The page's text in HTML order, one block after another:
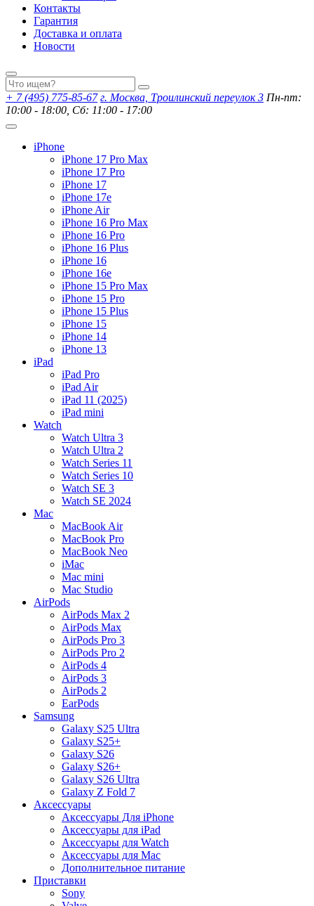
Контакты
Гарантия
Доставка и оплата
Новости
+ 7 (495) 775-85-67 г. Москва, Троилинский переулок 3 Пн-пт:
10:00 - 18:00, Сб: 11:00 - 17:00
iPhone
iPhone 17 Pro Max
iPhone 17 Pro
iPhone 17
iPhone 17e
iPhone Air
iPhone 16 Pro Max
iPhone 16 Pro
iPhone 16 Plus
iPhone 16
iPhone 16e
iPhone 15 Pro Max
iPhone 15 Pro
iPhone 15 Plus
iPhone 15
iPhone 14
iPhone 13
iPad
iPad Pro
iPad Air
iPad 11 (2025)
iPad mini
Watch
Watch Ultra 3
Watch Ultra 2
Watch Series 11
Watch Series 10
Watch SE 3
Watch SE 2024
Mac
MacBook Air
MacBook Pro
MacBook Neo
iMac
Mac mini
Mac Studio
AirPods
AirPods Max 2
AirPods Max
AirPods Pro 3
AirPods Pro 2
AirPods 4
AirPods 3
AirPods 2
EarPods
Samsung
Galaxy S25 Ultra
Galaxy S25+
Galaxy S26
Galaxy S26+
Galaxy S26 Ultra
Galaxy Z Fold 7
Аксессуары
Аксессуары Для iPhone
Аксессуары для iPad
Аксессуары для Watch
Аксессуары для Mac
Дополнительное питание
Приставки
Sony